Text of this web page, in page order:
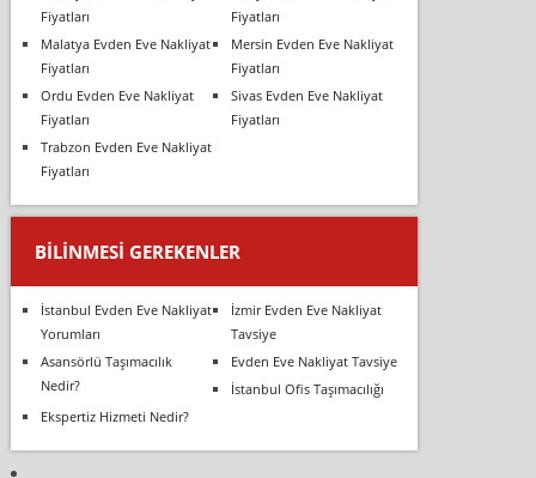
Fiyatları
Fiyatları
Malatya Evden Eve Nakliyat
Fiyatları
Mersin Evden Eve Nakliyat
Fiyatları
Ordu Evden Eve Nakliyat
Fiyatları
Sivas Evden Eve Nakliyat
Fiyatları
Trabzon Evden Eve Nakliyat
Fiyatları
BILINMESI GEREKENLER
İstanbul Evden Eve Nakliyat
Yorumları
İzmir Evden Eve Nakliyat
Tavsiye
Asansörlü Taşımacılık
Nedir?
Evden Eve Nakliyat Tavsiye
İstanbul Ofis Taşımacılığı
Ekspertiz Hizmeti Nedir?